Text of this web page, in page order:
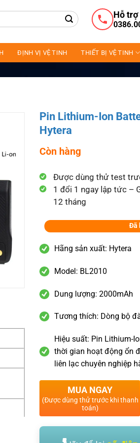
Hỗ trợ
ĐỊNH VỊ VỆ TINH THIẾT BỊ VỆ TINH
Pin Lithium-Ion
Hytera
Còn hàng
Được dùng thử test
1 đổi 1 ngay lập tức –
12 tháng
Đã
Hãng sản xuất: Hytera
Model: BL2010
Dung lượng: 2000mAh
Tương thích: Dòng bộ
Hiệu suất: Pin Lithium-
thời gian hoạt động ổn
liên lạc chuyên nghiệp
MUA NGAY
(Được dùng thử trước khi thanh
toán)